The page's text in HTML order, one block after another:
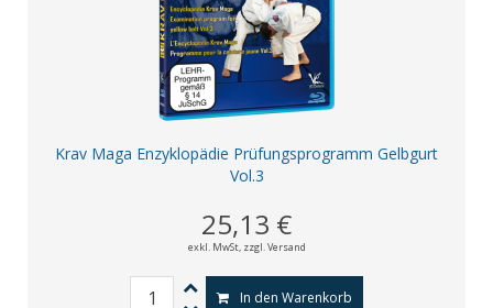
Krav Maga Enzyklopädie Prüfungsprogramm Gelbgurt
Vol.3
25,13 €
exkl. MwSt, zzgl. Versand
In den Warenkorb